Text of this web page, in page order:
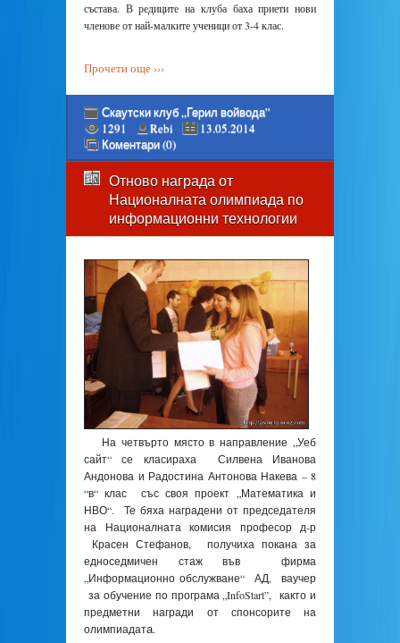
състава. В редиците на клуба баха приети нови
членове от най-малките ученици от 3-4 клас.
Прочети още ›››
Скаутски клуб „Герил войвода”
1291
Rebi
13.05.2014
Коментари (0)
Отново награда от
Националната олимпиада по
информационни технологии
На четвърто място в направление „Уеб
сайт“ се класираха Силвена Иванова
Андонова и Радостина Антонова Накева – 8
“в“ клас със своя проект „Математика и
НВО“. Те бяха наградени от председателя
на Националната комисия професор д-р
Красен Стефанов, получиха покана за
едноседмичен стаж във фирма
„Информационно обслужване“ АД, ваучер
за обучение по програма „InfoStart”, както и
предметни награди от спонсорите на
олимпиадата.